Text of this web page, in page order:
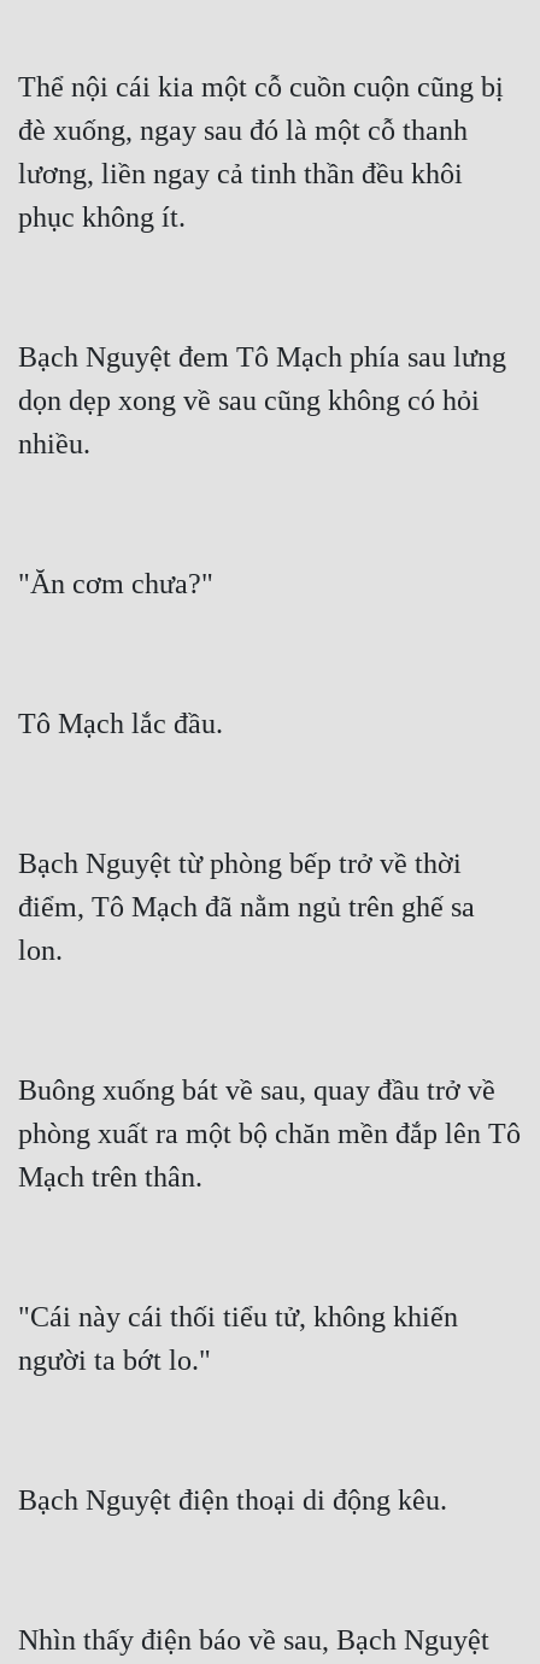
Thể nội cái kia một cỗ cuồn cuộn cũng bị
đè xuống, ngay sau đó là một cỗ thanh
lương, liền ngay cả tinh thần đều khôi
phục không ít.
Bạch Nguyệt đem Tô Mạch phía sau lưng
dọn dẹp xong về sau cũng không có hỏi
nhiều.
"Ăn cơm chưa?"
Tô Mạch lắc đầu.
Bạch Nguyệt từ phòng bếp trở về thời
điểm, Tô Mạch đã nằm ngủ trên ghế sa
lon.
Buông xuống bát về sau, quay đầu trở về
phòng xuất ra một bộ chăn mền đắp lên Tô
Mạch trên thân.
"Cái này cái thối tiểu tử, không khiến
người ta bớt lo."
Bạch Nguyệt điện thoại di động kêu.
Nhìn thấy điện báo về sau, Bạch Nguyệt